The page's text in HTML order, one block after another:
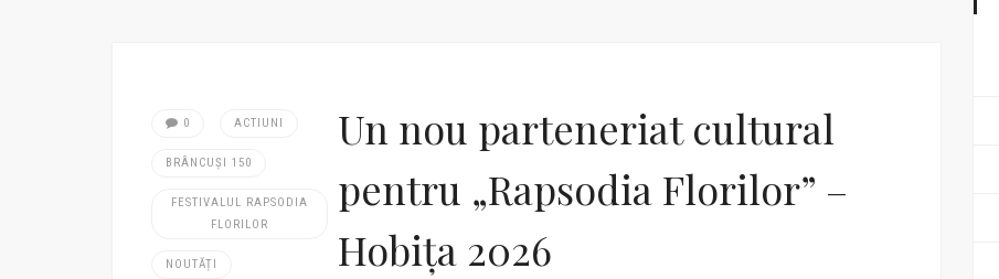
0 ACTIUNI
BRÂNCUȘI 150
FESTIVALUL RAPSODIA
FLORILOR
NOUTĂȚI
Un nou parteneriat cultural
pentru „Rapsodia Florilor” –
Hobița 2026